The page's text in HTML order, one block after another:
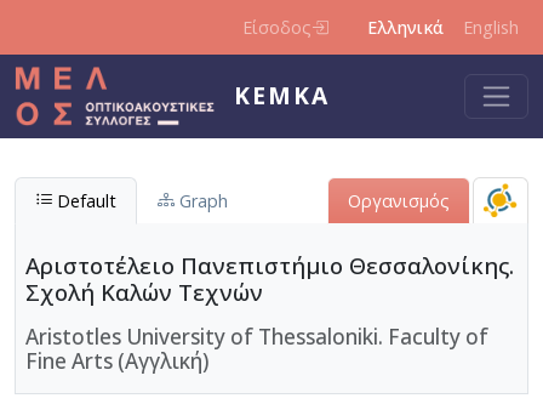
Είσοδος Ελληνικά English
ΚΕΜΚΑ
Default Graph Οργανισμός
Αριστοτέλειο Πανεπιστήμιο Θεσσαλονίκης.
Σχολή Καλών Τεχνών
Aristotles University of Thessaloniki. Faculty of
Fine Arts (Αγγλική)